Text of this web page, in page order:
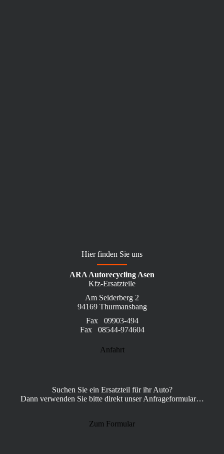
Hier finden Sie uns
ARA Autorecycling Asen
Kfz-Ersatzteile
Am Seiderberg 2
94169 Thurmansbang
Fax 09903-494
Fax 08544-974604
Anfahrt
Suchen Sie ein Ersatzteil für ihr Auto?
Dann verwenden Sie bitte direkt unser Anfrageformular…
Zum Formular